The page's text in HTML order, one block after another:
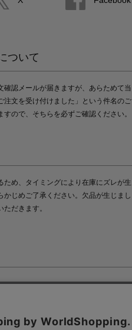
ついて
確認メールが届きますが、あらためて当
注文を受け付けました」という件名のご
ので、そちらを必ずご確認ください。
ため、タイミングにより在庫にズレが生
かじめご了承ください。欠品が生じまし
だきます。